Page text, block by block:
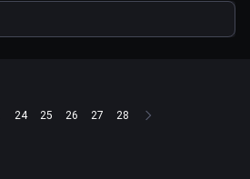
24 25 26 27 28